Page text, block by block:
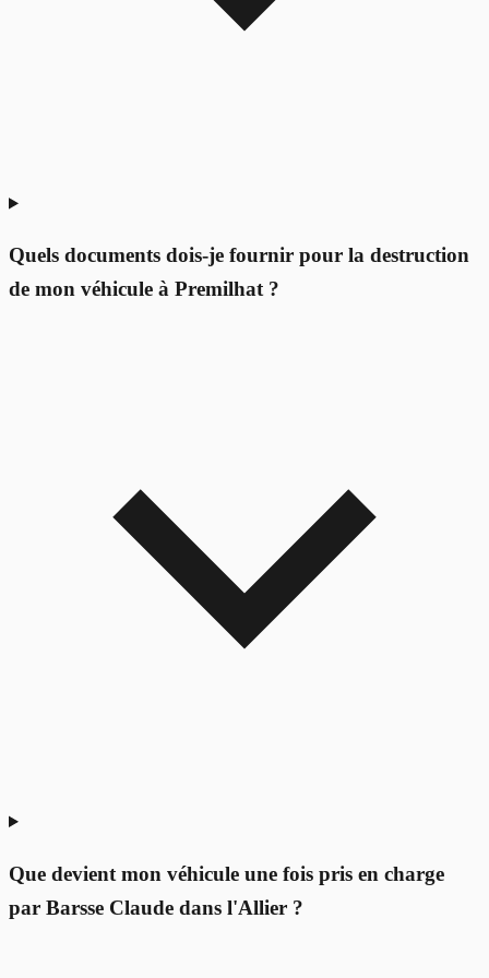
Quels documents dois-je fournir pour la destruction
de mon véhicule à Premilhat ?
Que devient mon véhicule une fois pris en charge
par Barsse Claude dans l'Allier ?